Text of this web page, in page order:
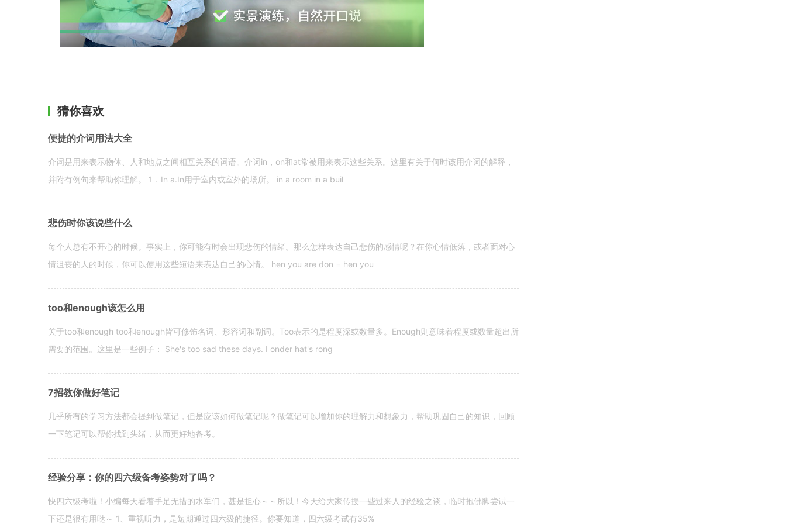
猜你喜欢
便捷的介词用法大全
介词是用来表示物体、人和地点之间相互关系的词语。介词in，on和at常被用来表示这些关系。这里有关于何时该用介词的解释，
并附有例句来帮助你理解。 1．In a.In用于室内或室外的场所。 in a room in a buil
悲伤时你该说些什么
每个人总有不开心的时候。事实上，你可能有时会出现悲伤的情绪。那么怎样表达自己悲伤的感情呢？在你心情低落，或者面对心
情沮丧的人的时候，你可以使用这些短语来表达自己的心情。 hen you are don = hen you
too和enough该怎么用
关于too和enough too和enough皆可修饰名词、形容词和副词。Too表示的是程度深或数量多。Enough则意味着程度或数量超出所
需要的范围。这里是一些例子： She's too sad these days. I onder hat's rong
7招教你做好笔记
几乎所有的学习方法都会提到做笔记，但是应该如何做笔记呢？做笔记可以增加你的理解力和想象力，帮助巩固自己的知识，回顾
一下笔记可以帮你找到头绪，从而更好地备考。
经验分享：你的四六级备考姿势对了吗？
快四六级考啦！小编每天看着手足无措的水军们，甚是担心～～所以！今天给大家传授一些过来人的经验之谈，临时抱佛脚尝试一
下还是很有用哒～ 1、重视听力，是短期通过四六级的捷径。你要知道，四六级考试有35%